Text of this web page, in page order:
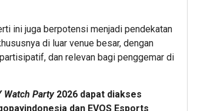
ini juga berpotensi menjadi pendekatan
di luar venue besar, dengan
dan relevan bagi penggemar di
Watch Party2026 dapat diakses
dan EVOS Esports